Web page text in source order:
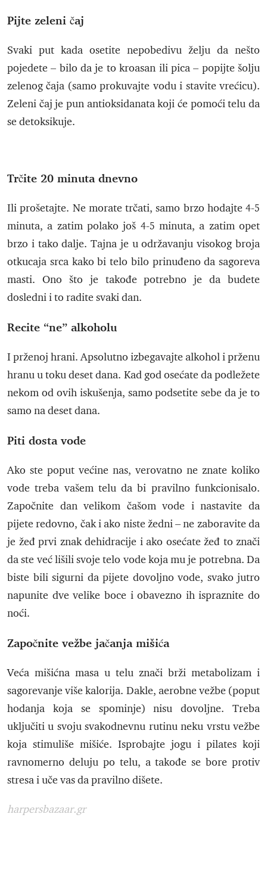
Pijte zeleni čaj
Svaki put kada osetite nepobedivu želju da nešto
pojedete – bilo da je to kroasan ili pica – popijte šolju
zelenog čaja (samo prokuvajte vodu i stavite vrećicu).
Zeleni čaj je pun antioksidanata koji će pomoći telu da
se detoksikuje.
Trčite 20 minuta dnevno
Ili prošetajte. Ne morate trčati, samo brzo hodajte 4-5
minuta, a zatim polako još 4-5 minuta, a zatim opet
brzo i tako dalje. Tajna je u održavanju visokog broja
otkucaja srca kako bi telo bilo prinuđeno da sagoreva
masti. Ono što je takođe potrebno je da budete
dosledni i to radite svaki dan.
Recite “ne” alkoholu
I prženoj hrani. Apsolutno izbegavajte alkohol i prženu
hranu u toku deset dana. Kad god osećate da podležete
nekom od ovih iskušenja, samo podsetite sebe da je to
samo na deset dana.
Piti dosta vode
Ako ste poput većine nas, verovatno ne znate koliko
vode treba vašem telu da bi pravilno funkcionisalo.
Započnite dan velikom čašom vode i nastavite da
pijete redovno, čak i ako niste žedni – ne zaboravite da
je žeđ prvi znak dehidracije i ako osećate žeđ to znači
da ste već lišili svoje telo vode koja mu je potrebna. Da
biste bili sigurni da pijete dovoljno vode, svako jutro
napunite dve velike boce i obavezno ih ispraznite do
noći.
Započnite vežbe jačanja mišića
Veća mišićna masa u telu znači brži metabolizam i
sagorevanje više kalorija. Dakle, aerobne vežbe (poput
hodanja koja se spominje) nisu dovoljne. Treba
uključiti u svoju svakodnevnu rutinu neku vrstu vežbe
koja stimuliše mišiće. Isprobajte jogu i pilates koji
ravnomerno deluju po telu, a takođe se bore protiv
stresa i uče vas da pravilno dišete.
harpersbazaar.gr